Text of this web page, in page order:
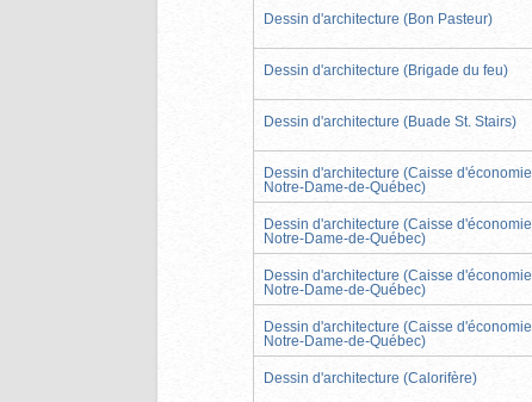
Dessin d'architecture (Bon Pasteur)
Dessin d'architecture (Brigade du feu)
Dessin d'architecture (Buade St. Stairs)
Dessin d'architecture (Caisse d'économie
Notre-Dame-de-Québec)
Dessin d'architecture (Caisse d'économie
Notre-Dame-de-Québec)
Dessin d'architecture (Caisse d'économie
Notre-Dame-de-Québec)
Dessin d'architecture (Caisse d'économie
Notre-Dame-de-Québec)
Dessin d'architecture (Calorifère)